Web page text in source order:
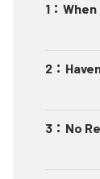
1 ： When
2 ：
3 ： No